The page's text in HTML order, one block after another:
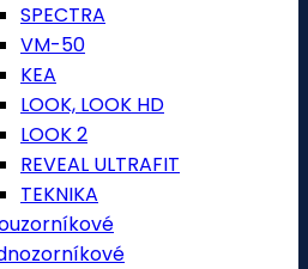
SPECTRA
VM-50
KEA
LOOK, LOOK HD
LOOK 2
REVEAL ULTRAFIT
TEKNIKA